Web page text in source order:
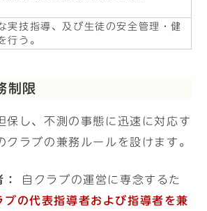
実技指導、及び生徒の安全管理・健
行う。
制限
保し、不測の事態に迅速に対応す
クラブの兼務ルールを設けます。
自クラブの運営に専念するた
ブの代表指導者および指導者を兼